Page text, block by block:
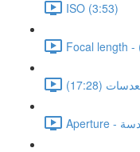
ISO (3:53)
(17:28)